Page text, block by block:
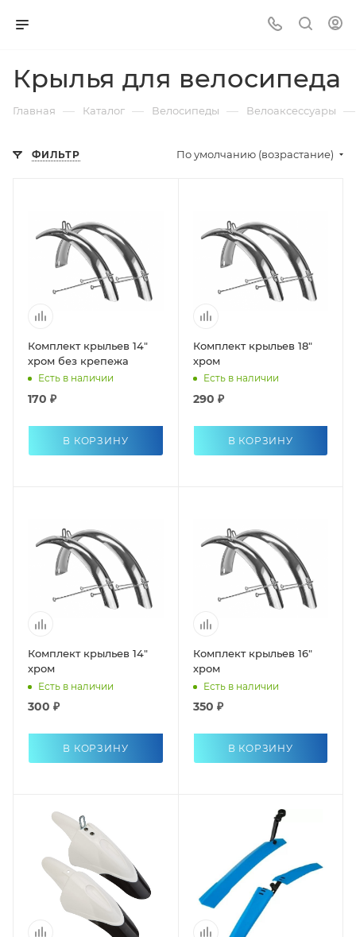
Крылья для велосипеда
Главная — Каталог — Велосипеды — Велоаксессуары —
ФИЛЬТР По умолчанию (возрастание)
Комплект крыльев 14"
хром без крепежа
Есть в наличии
170 ₽
В КОРЗИНУ
Комплект крыльев 18"
хром
Есть в наличии
290 ₽
В КОРЗИНУ
Комплект крыльев 14"
хром
Есть в наличии
300 ₽
В КОРЗИНУ
Комплект крыльев 16"
хром
Есть в наличии
350 ₽
В КОРЗИНУ